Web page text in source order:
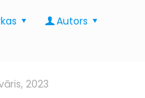
Autors
2023